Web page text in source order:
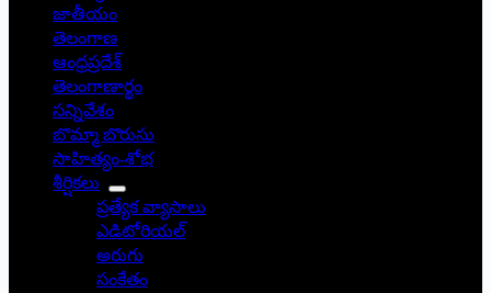
జాతీయం
తెలంగాణ
ఆంధ్రప్రదేశ్
తెలంగాణార్థం
సన్నివేశం
బొమ్మా బొరుసు
సాహిత్యం-శోభ
శీర్షికలు
ప్రత్యేక వ్యాసాలు
ఎడిటోరియల్
అరుగు
సంకేతం